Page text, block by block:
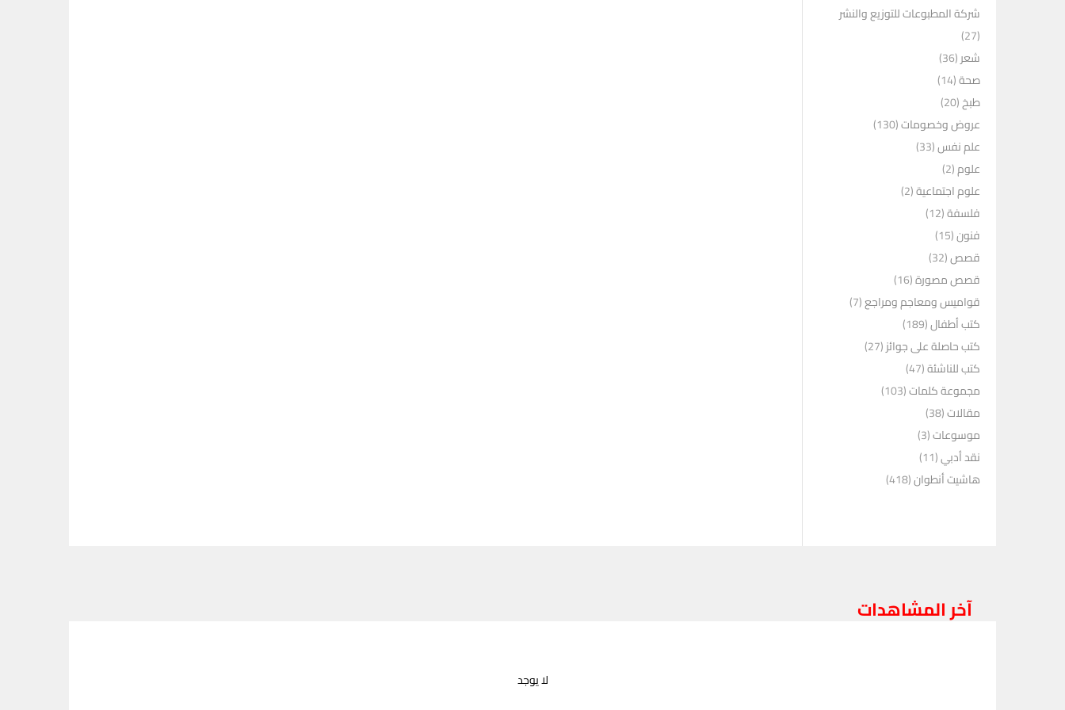
شركة المطبوعات للتوزيع والنشر
(27)
شعر(36)
صحة(14)
طبخ(20)
عروض وخصومات(130)
علم نفس(33)
علوم(2)
علوم اجتماعية(2)
فلسفة(12)
فنون(15)
قصص(32)
قصص مصورة(16)
قواميس ومعاجم ومراجع(7)
كتب أطفال(189)
كتب حاصلة على جوائز(27)
كتب للناشئة(47)
مجموعة كلمات(103)
مقالات(38)
موسوعات(3)
نقد أدبي(11)
هاشيت أنطوان(418)
آخر المشاهدات
لا يوجد